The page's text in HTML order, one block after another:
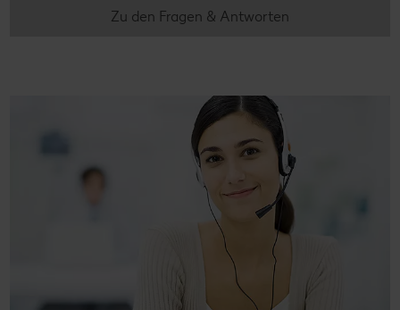
Zu den Fragen & Antworten